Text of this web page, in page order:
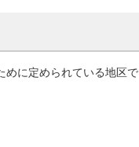
めに定められている地区で